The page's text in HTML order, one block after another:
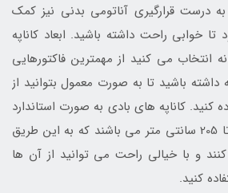
درست قرارگیری آناتومی بدنی نیز کمک
خوابی راحت داشته باشید. ابعاد کاناپه
انتخاب می کنید از مهمترین فاکتورهایی
باشید تا به صورت معمول بتوانید از
کنید. کاناپه های بادی به صورت استاندارد
دارای طولی بالغ بر 195 تا 205 سانتی متر می باشند که به این طریق
و با خیالی راحت می توانید از آن ها
کنید.